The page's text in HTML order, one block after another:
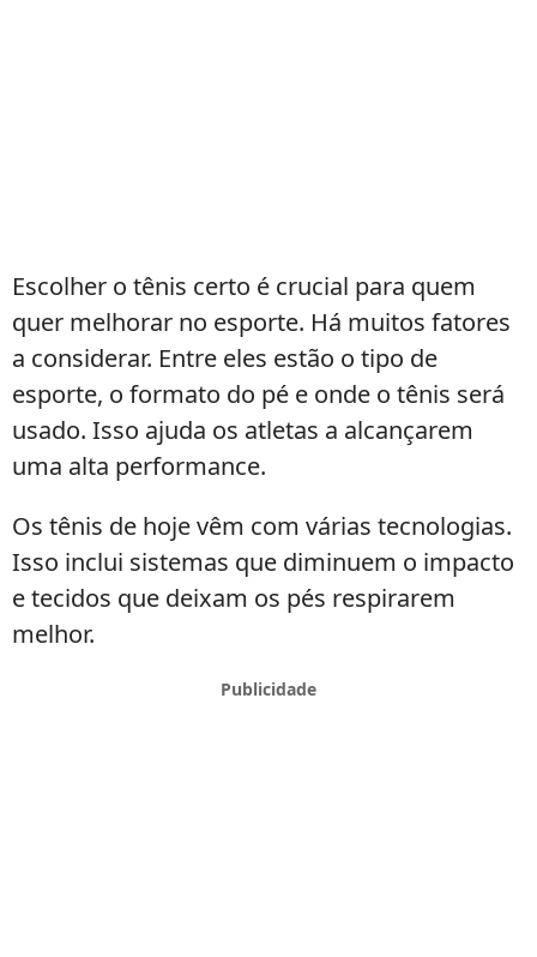
Escolher o tênis certo é crucial para quem
quer melhorar no esporte. Há muitos fatores
a considerar. Entre eles estão o tipo de
esporte, o formato do pé e onde o tênis será
usado. Isso ajuda os atletas a alcançarem
uma alta performance.
Os tênis de hoje vêm com várias tecnologias.
Isso inclui sistemas que diminuem o impacto
e tecidos que deixam os pés respirarem
melhor.